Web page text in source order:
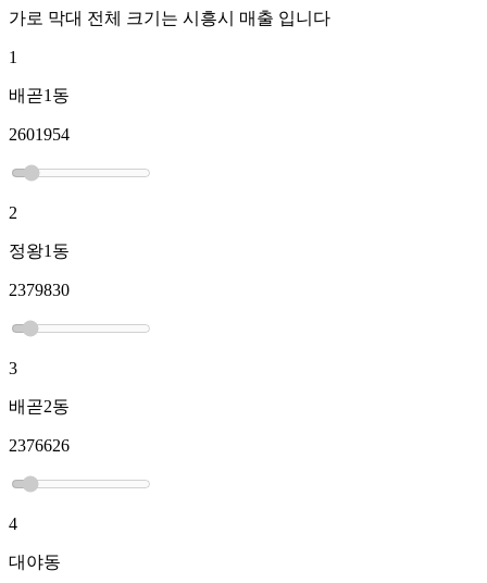
가로 막대 전체 크기는 시흥시 매출 입니다
1
배곧1동
2601954
2
정왕1동
2379830
3
배곧2동
2376626
4
대야동